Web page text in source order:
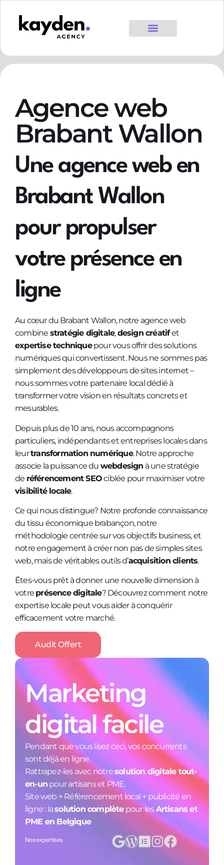
Agence web
Brabant Wallon
Une agence web en
Brabant Wallon
pour propulser
votre présence en
ligne
Au cœur du Brabant Wallon, notre agence web
combine stratégie digitale,design créatifet
expertise techniquepour vous offrir des solutions
numériques qui convertissent. Nous ne sommes pas
simplement des développeurs de sites internet –
nous sommes votre partenaire local dédié à
transformer votre vision en résultats concrets et
mesurables.
Depuis plus de 10 ans, nous accompagnons
particuliers, indépendants et entreprises locales dans
leurtransformation numérique. Notre approche
associe la puissance du webdesign à une stratégie
de référencement SEOciblée pour maximiser votre
visibilité locale.
Ce qui nous distingue? Notre profonde connaissance
du tissu économique brabançon, notre
méthodologie centrée sur vos objectifs business, et
notre engagement à créer non pas de simples sites
web, mais de véritables outils d’acquisition clients.
Êtes-vous prêt à donner une nouvelle dimension à
votre présence digitale? Découvrez comment notre
expertise locale peut vous aider à conquérir
efficacement votre marché.
Audit Offert
Marketing
digital facile
Pendant que vous lisez ceci, vos concurrents
sont déjà en ligne.
Rattrapez-les avec notresolution digitale tout-
en-un pour artisans et PME.
Site web + Référencement local + publicité en
ligne : lasolution complètepour lesArtisans et
PME en Belgique
Nos expertises